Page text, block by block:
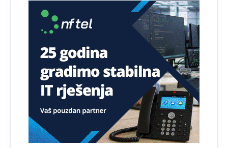
reconquista
Анонимно2553747
Mile pozvao eleza da glasa .
Анонимно2808843 9:52